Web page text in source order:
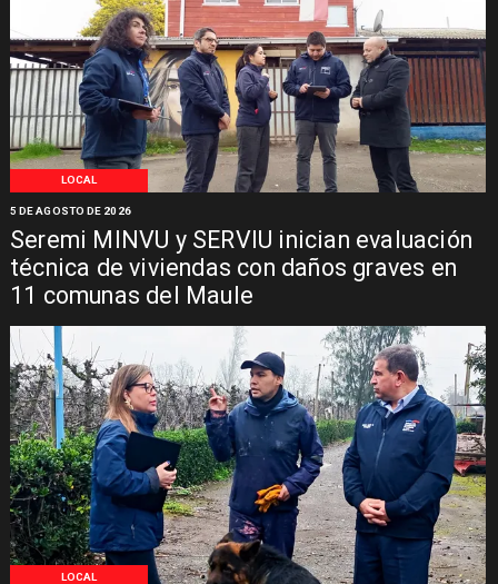
LOCAL
Seremi MINVU y SERVIU inician evaluación
técnica de viviendas con daños graves en
11 comunas del Maule
5 DE AGOSTO DE 2026
LOCAL